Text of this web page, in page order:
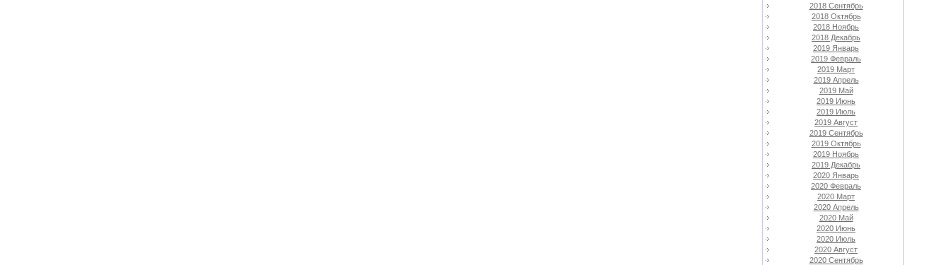
2018 Сентябрь
2018 Октябрь
2018 Ноябрь
2018 Декабрь
2019 Январь
2019 Февраль
2019 Март
2019 Апрель
2019 Май
2019 Июнь
2019 Июль
2019 Август
2019 Сентябрь
2019 Октябрь
2019 Ноябрь
2019 Декабрь
2020 Январь
2020 Февраль
2020 Март
2020 Апрель
2020 Май
2020 Июнь
2020 Июль
2020 Август
2020 Сентябрь